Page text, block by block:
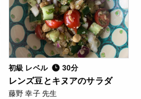
初級 レベル 30分
レンズ豆とキヌアのサラダ
藤野 幸子 先生